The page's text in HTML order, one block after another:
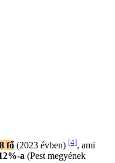
fő (2023 évben) [4], ami
a (Pest megyének